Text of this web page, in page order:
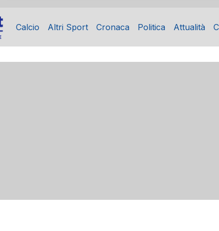
Calcio Altri Sport Cronaca Politica Attualità